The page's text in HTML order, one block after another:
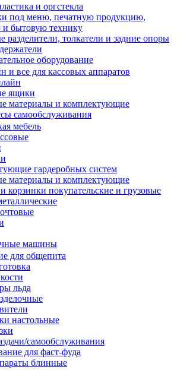
и оргстекла
под меню, печатную продукцию,
бытовую технику
разделители, толкатели и задние опоры
оборудование
и все для кассовых аппаратов
ящики
материалы и комплектующие
самообслуживания
мебель
гардеробных систем
материалы и комплектующие
корзинки покупательские и грузовые
машины
для общепита
льда
настольные
самообслуживания
для фаст-фуда
блинные